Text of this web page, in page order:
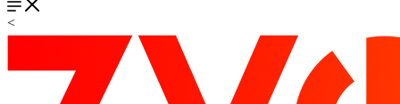
<